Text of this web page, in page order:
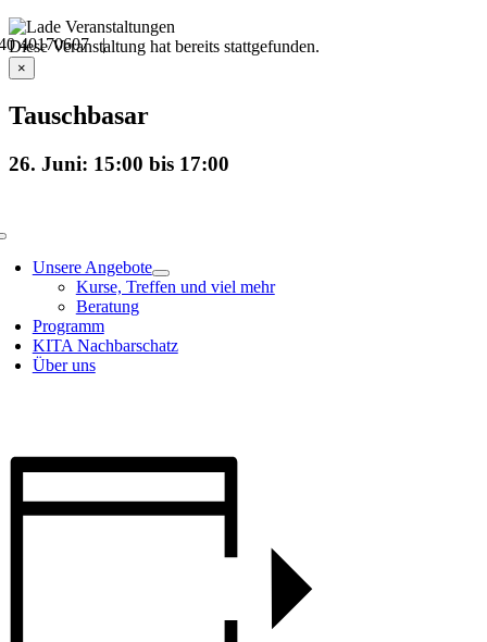
Skip
to
content
40170607 |
Unsere Angebote
Kurse, Treffen und viel mehr
Beratung
Programm
KITA Nachbarschatz
Über uns
Veranstaltungsdetails
Diese Veranstaltung hat bereits stattgefunden.
×
Tauschbasar
26. Juni: 15:00 bis 17:00